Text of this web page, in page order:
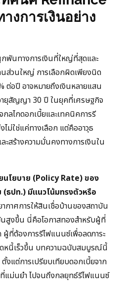
งการเงินอย่าง
กพันทางการเงินที่ใหญ่ที่สุดและ
ส่วนใหญ่ การเลือกผิดเพียงนิด
ต่อปี อาจหมายถึงเงินหลายแสน
ยุสัญญา 30 ปี ในยุคที่เศรษฐกิจ
กลไกดอกเบี้ยและเทคนิคการรี
ม่ใช่แค่ทางเลือก แต่คืออาวุธ
สร้างความมั่นคงทางการเงินใน
นโยบาย (Policy Rate) ของ
(ธปท.) มีแนวโน้มทรงตัวหรือ
กาศการให้สินเชื่อบ้านของสถาบัน
นสูงขึ้น นี่คือโอกาสทองสำหรับผู้ที่
ที่ต้องการรีไฟแนนซ์เพื่อลดภาระ
หนี้เร็วขึ้น บทความฉบับสมบูรณ์นี้
งแต่การเปรียบเทียบดอกเบี้ยจาก
แม่นยำ ไปจนถึงกลยุทธ์รีไฟแนนซ์